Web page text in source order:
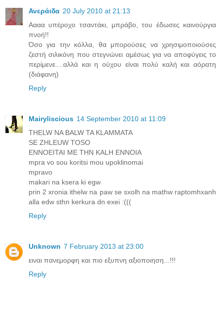
Ανεράιδα 20 July 2010 at 21:13
Αααα υπέροχο τσαντάκι, μπράβο, του έδωσες καινούργια
πνοή!!
Όσο για την κόλλα, θα μπορούσες να χρησιμοποιούσες
ζεστή σιλικόνη που στεγνώνει αμέσως για να αποφύγεις το
περίμενε....αλλά και η ούχου είναι πολύ καλή και αόρατη
(διάφανη)
Reply
Mairyliscious 14 September 2010 at 11:09
THELW NA BALW TA KLAMMATA
SE ZHLEUW TOSO
ENNOEITAI ME THN KALH ENNOIA
mpra vo sou koritsi mou upoklinomai
mpravo
makari na ksera ki egw
prin 2 xronia ithelw na paw se sxolh na mathw raptomhxanh
alla edw sthn kerkura dn exei :(((
Reply
Unknown 7 February 2013 at 23:00
ειναι πανεμορφη και πιο εξυπνη αξιοποιηση...!!!
Reply